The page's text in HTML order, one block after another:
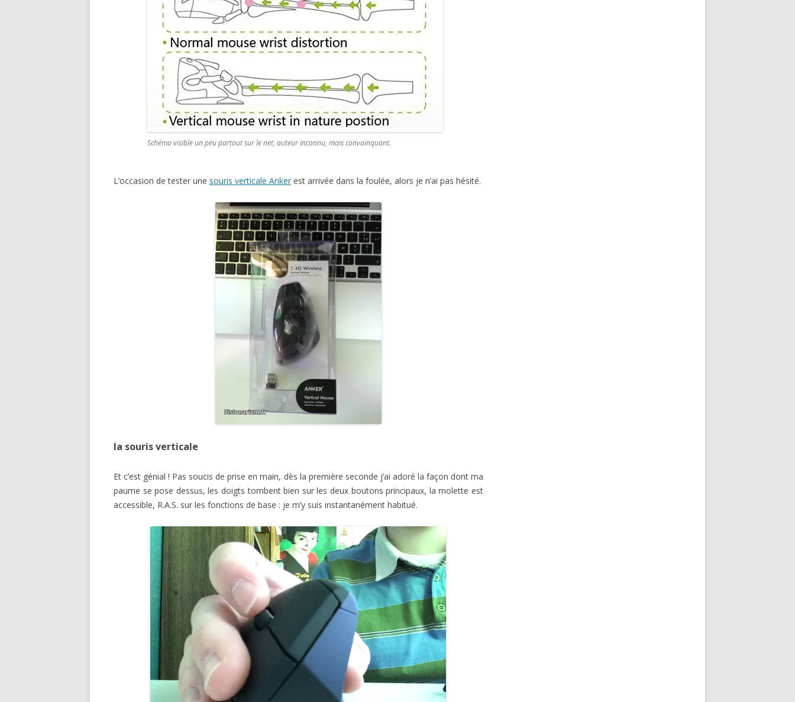
Schéma visible un peu partout sur le net, auteur inconnu, mais convainquant.
L’occasion de tester une souris verticale Anker est arrivée dans la foulée, alors je n’ai pas hésité.
la souris verticale
Et c’est génial ! Pas soucis de prise en main, dès la première seconde j’ai adoré la façon dont ma
paume se pose dessus, les doigts tombent bien sur les deux boutons principaux, la molette est
accessible, R.A.S. sur les fonctions de base : je m’y suis instantanément habitué.